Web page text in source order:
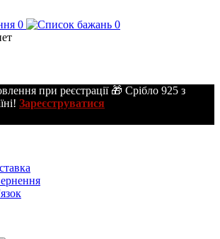
0
0
при реєстрації 🎁 Срібло 925 з
Зареєструватися